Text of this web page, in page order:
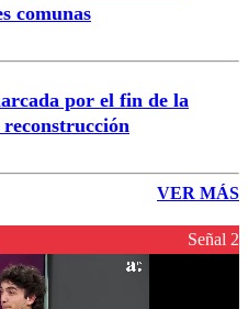
comunas
por el fin de la
VER MÁS
Señal 2